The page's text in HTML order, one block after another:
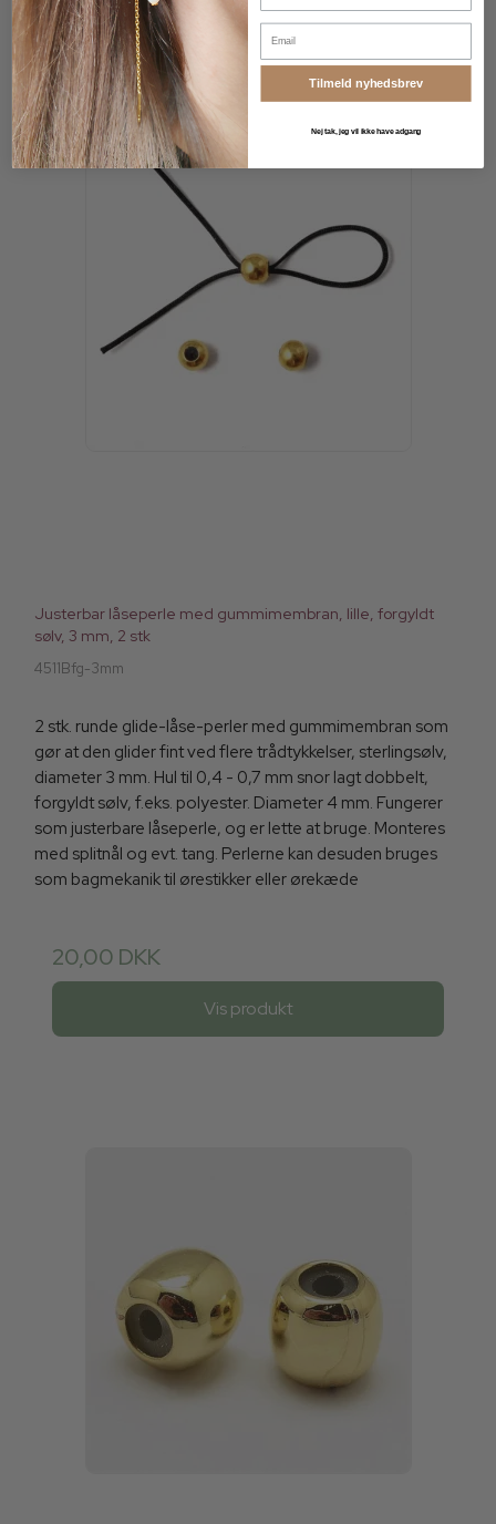
Justerbar låseperle med gummimembran, lille, forgyldt
sølv, 3 mm, 2 stk
4511Bfg-3mm
2 stk. runde glide-låse-perler med gummimembran som
gør at den glider fint ved flere trådtykkelser, sterlingsølv,
diameter 3 mm. Hul til 0,4 - 0,7 mm snor lagt dobbelt,
forgyldt sølv, f.eks. polyester. Diameter 4 mm. Fungerer
som justerbare låseperle, og er lette at bruge. Monteres
med splitnål og evt. tang. Perlerne kan desuden bruges
som bagmekanik til ørestikker eller ørekæde
20,00 DKK
Vis produkt
Email
Tilmeld nyhedsbrev
Nej tak, jeg vil ikke have adgang